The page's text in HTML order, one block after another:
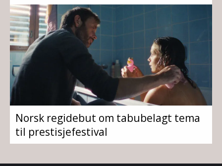
Norsk regidebut om tabubelagt tema
til prestisjefestival